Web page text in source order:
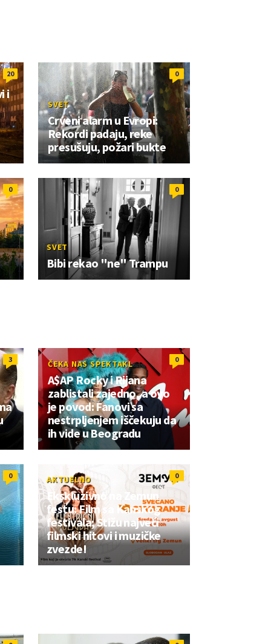
20
i
0
SVET
Crveni alarm u Evropi:
Rekordi padaju, reke
presušuju, požari bukte
0 0
SVET
Bibi rekao "ne" Trampu
3 0
ČEKA NAS SPEKTAKL
A$AP Rocky i Rijana
zablistali zajedno, a ovo
je povod: Fanovi sa
nestrpljenjem iščekuju da
ih vide u Beogradu
0 0
AKTUELNO
Ekskluzivno na Zemun
festu: Film sa Kanskog
festivala; Stižu najveći
filmski hitovi i muzičke
zvezde!